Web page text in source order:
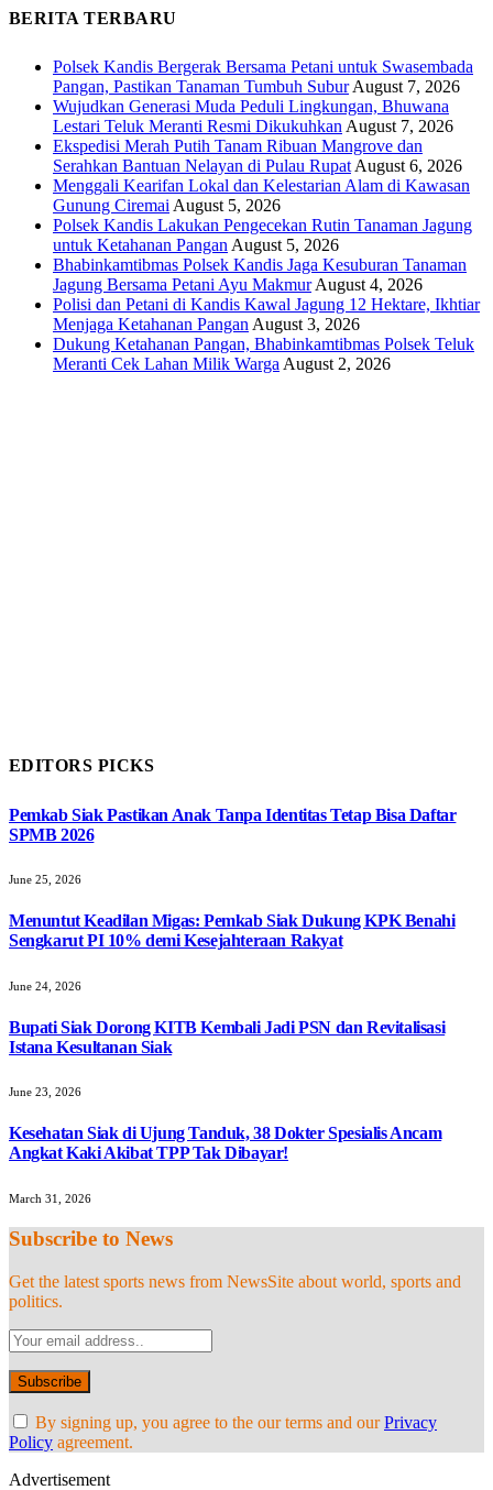
BERITA TERBARU
Polsek Kandis Bergerak Bersama Petani untuk Swasembada
Pangan, Pastikan Tanaman Tumbuh Subur August 7, 2026
Wujudkan Generasi Muda Peduli Lingkungan, Bhuwana
Lestari Teluk Meranti Resmi Dikukuhkan August 7, 2026
Ekspedisi Merah Putih Tanam Ribuan Mangrove dan
Serahkan Bantuan Nelayan di Pulau Rupat August 6, 2026
Menggali Kearifan Lokal dan Kelestarian Alam di Kawasan
Gunung Ciremai August 5, 2026
Polsek Kandis Lakukan Pengecekan Rutin Tanaman Jagung
untuk Ketahanan Pangan August 5, 2026
Bhabinkamtibmas Polsek Kandis Jaga Kesuburan Tanaman
Jagung Bersama Petani Ayu Makmur August 4, 2026
Polisi dan Petani di Kandis Kawal Jagung 12 Hektare, Ikhtiar
Menjaga Ketahanan Pangan August 3, 2026
Dukung Ketahanan Pangan, Bhabinkamtibmas Polsek Teluk
Meranti Cek Lahan Milik Warga August 2, 2026
EDITORS PICKS
Pemkab Siak Pastikan Anak Tanpa Identitas Tetap Bisa Daftar
SPMB 2026
June 25, 2026
Menuntut Keadilan Migas: Pemkab Siak Dukung KPK Benahi
Sengkarut PI 10% demi Kesejahteraan Rakyat
June 24, 2026
Bupati Siak Dorong KITB Kembali Jadi PSN dan Revitalisasi
Istana Kesultanan Siak
June 23, 2026
Kesehatan Siak di Ujung Tanduk, 38 Dokter Spesialis Ancam
Angkat Kaki Akibat TPP Tak Dibayar!
March 31, 2026
Subscribe to News
Get the latest sports news from NewsSite about world, sports and
politics.
By signing up, you agree to the our terms and ourPrivacy
Policy agreement.
Advertisement